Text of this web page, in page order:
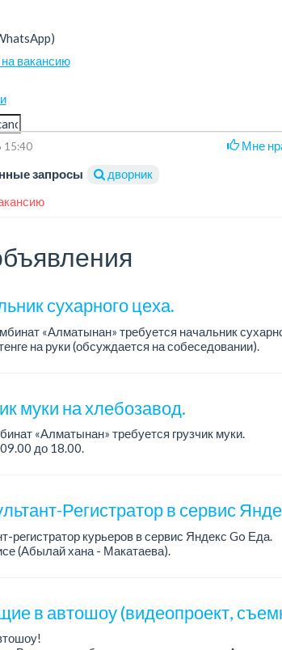
вакансию
15:40
Мне
запросы
дворник
сухарного цеха.
«Алматынан» требуется начальник
на руки (обсуждается на собеседовании).
муки на хлебозавод.
«Алматынан» требуется грузчик муки.
до 18.00.
Регистратор в сервис
регистратор курьеров в сервис Яндекс Go Еда.
(Абылай хана - Макатаева).
в автошоу (видеопроект,